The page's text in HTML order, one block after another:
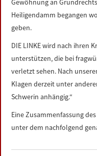
Gewöhnung an
Heiligendamm begangen
geben.
DIE LINKE wird nach ihren
unterstützen, die bei
verletzt sehen. Nach
Klagen derzeit unter
Schwerin anhängig.“
Eine Zusammenfassung
unter dem nachfolgend